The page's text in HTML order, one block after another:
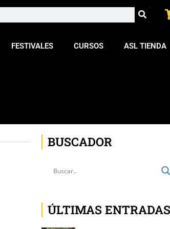
FESTIVALES CURSOS ASL TIENDA
BUSCADOR
ÚLTIMAS ENTRADAS